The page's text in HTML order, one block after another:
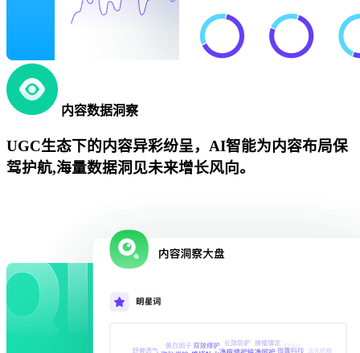
内容数据洞察
UGC生态下的内容异彩纷呈，AI智能为内容布局保
驾护航,海量数据洞见未来增长风向。